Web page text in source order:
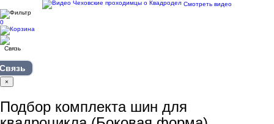
Смотреть видео
0
×
Подбор комплекта шин для